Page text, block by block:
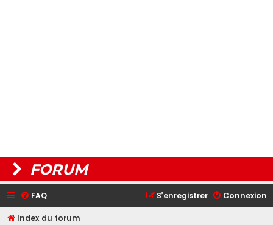
FORUM
FAQ Connexion
S’enregistrer
Index du forum